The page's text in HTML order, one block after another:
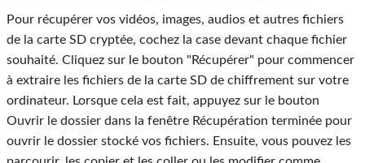
Pour récupérer vos vidéos, images, audios et autres fichiers
de la carte SD cryptée, cochez la case devant chaque fichier
souhaité. Cliquez sur le bouton "Récupérer" pour commencer
à extraire les fichiers de la carte SD de chiffrement sur votre
ordinateur. Lorsque cela est fait, appuyez sur le bouton
Ouvrir le dossier dans la fenêtre Récupération terminée pour
ouvrir le dossier stocké vos fichiers. Ensuite, vous pouvez les